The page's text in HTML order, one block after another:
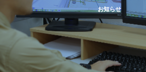
お知らせ